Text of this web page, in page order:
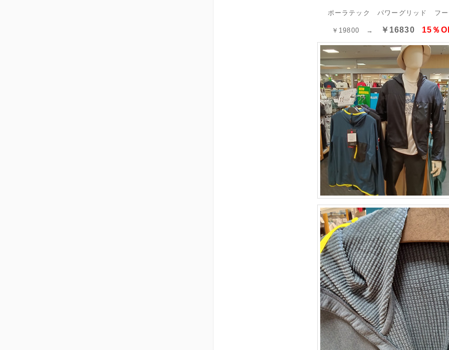
ポーラテック パワーグリッド フー
￥19800 → ￥16830 15％